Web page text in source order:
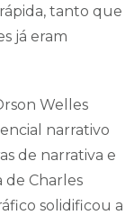
tanto que
já eram
Welles
narrativo
de narrativa e
de Charles
solidificou a